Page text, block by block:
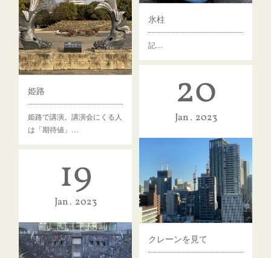
氷柱
記…
姫路
姫路で講演。講演会にくる人
は「期待値」…
20
Jan 2023
クレーンを見て
19
Jan 2023